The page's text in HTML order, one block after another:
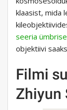
klaasist, mida
seeria ümbrise
objektiivi
Filmi
Zhiyun